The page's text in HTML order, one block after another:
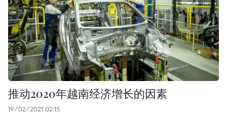
​推动2020年越南经济增长的因素
19/02/2021 02:15